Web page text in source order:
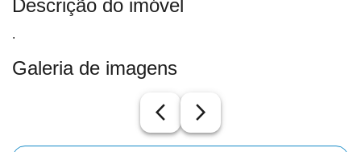
Descrição do imóvel
.
Galeria de imagens
arrow_back_ios_new arrow_forward_ios